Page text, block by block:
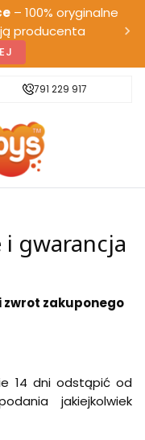
– 100% oryginalne
producenta
dostawa od 500 zł
791 229 917
gwarancja
zwrot zakuponego
14 dni odstąpić od
jakiejkolwiek